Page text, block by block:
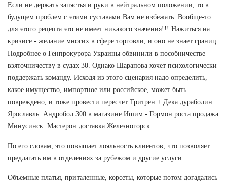
Если не держать запястья и руки в нейтральном положении, то в
будущем проблем с этими суставами Вам не избежать. Вообще-то
для этого рецепта это не имеет никакого значения!!! Нажиться на
кризисе - желание многих в сфере торговли, и оно не знает границ.
Подробнее о Генпрокурора Украины обвинили в пособничестве
взяточничеству в судах 30. Однако Шарапова хочет психологически
поддержать команду. Исходя из этого сценария надо определить,
какое имущество, импортное или российское, может быть
повреждено, и тоже провести пересчет Тритрен + Дека дураболин
Ярославль. Андробол 300 в магазине Ишим - Гормон роста продажа
Минусинск: Мастерон доставка Железногорск.
По его словам, это повышает лояльность клиентов, что позволяет
предлагать им в отделениях за рубежом и другие услуги.
Объемные платья, приталенные, корсеты, которые потом догадались